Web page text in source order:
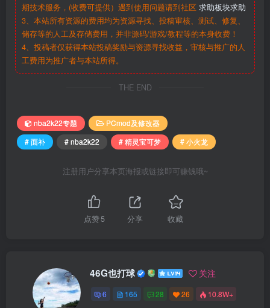
期技术服务，(收费可提供）遇到使用问题请到社区 求助板块求助
3、本站所有资源的费用均为资源寻找、投稿审核、测试、修复、
储存等的人工及存储费用，并非源码/游戏/教程等的本身收费！
4、投稿者仅获得本站投稿奖励与资源寻找收益，审核与推广的人
工费用为推广者与本站所得。
THE END
nba2k22专题
PCmod及修改器
# 面补
# nba2k22 # 精灵宝可梦 # 小火龙
注册用户分享本页海报或链接即可赚钱哦~
点赞5 分享 收藏
46G也打球 关注
6 165 28 26 10.8W+